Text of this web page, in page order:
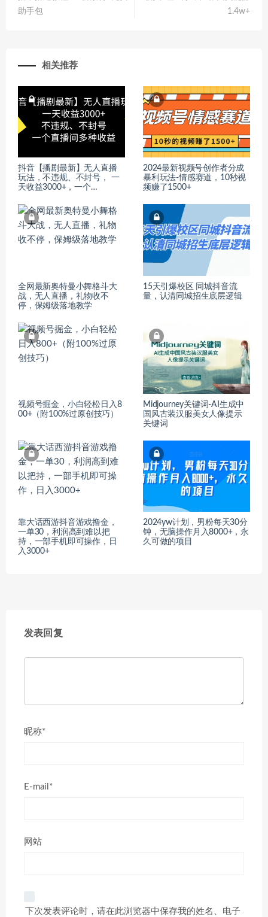
助手包
1.4w+
相关推荐
抖音【播剧最新】无人直播
玩法，不违规、不封号， 一
天收益3000+，一个…
2024最新视频号创作者分成
暴利玩法-情感赛道，10秒视
频赚了1500+
全网最新奥特曼小舞格斗大
战，无人直播，礼物收不
停，保姆级落地教学
15天引爆校区 同城抖音流
量，认清同城招生底层逻辑
视频号掘金，小白轻松日入8
00+（附100%过原创技巧）
Midjourney关键词-AI生成中
国风古装汉服美女人像提示
关键词
靠大话西游抖音游戏撸金，
一单30，利润高到难以把
持，一部手机即可操作，日
入3000+
2024yw计划，男粉每天30分
钟，无脑操作月入8000+，永
久可做的项目
发表回复
昵称*
E-mail*
网站
下次发表评论时，请在此浏览器中保存我的姓名、电子